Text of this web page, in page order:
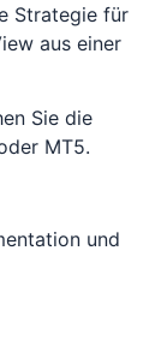
Strategie für
aus einer
Sie die
MT5.
und